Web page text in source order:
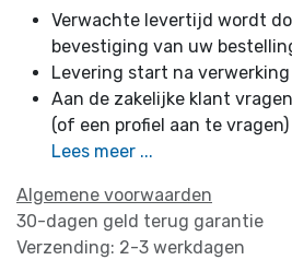
Verwachte levertijd wordt
bevestiging van uw
Levering start na
Aan de zakelijke klant
(of een profiel aan te
Lees meer ...
Algemene voorwaarden
30-dagen geld terug garantie
Verzending: 2-3 werkdagen